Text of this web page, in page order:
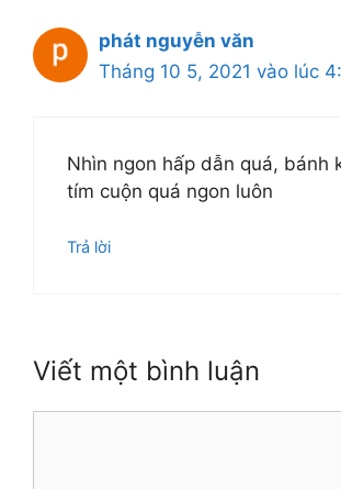
phát nguyễn văn
Tháng 10 5, 2021 vào lúc
Nhìn ngon hấp dẫn quá, bánh
tím cuộn quá ngon luôn
Trả lời
Viết một bình luận